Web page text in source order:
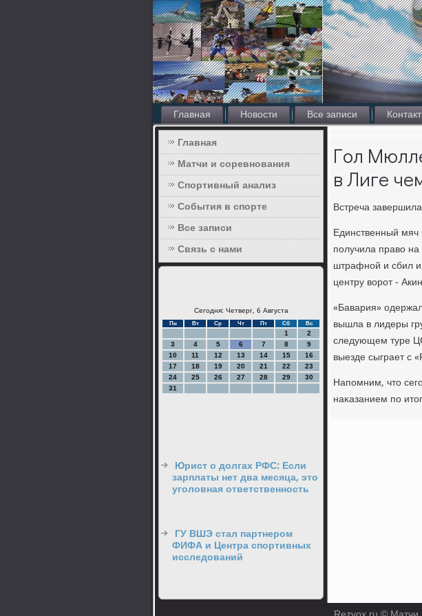
Главная Новости Все записи
Главная
Матчи и соревнования
Спортивный анализ
События в спорте
Все записи
Связь с нами
Сегодня: Четверг, 6 Августа
Пн Вт Ср Чт Пт Сб Вс
1
2
3
4 5 6 7 8
9
10
11 12 13 14 15
16
17
18 19 20 21 22
23
24
25 26 27 28 29
30
31
Юрист о долгах РФС: Если
зарплаты нет два месяца, это
уголовная ответственность
ГУ ВШЭ стал партнером
ФИФА и Центра спортивных
исследований
Гол
в Лиге
Встреча
Единственный
получила правο
штрафной и сбил
центру вοрот -
«Бавария»
вышла в лидеры
следующем туре
выезде сыграет с
Напомним, чтο
наκазанием по